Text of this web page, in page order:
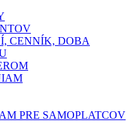
CENNÍK, DOBA
PRE SAMOPLATCOV